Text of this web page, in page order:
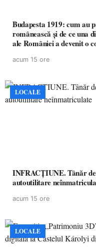
Budapesta 1919: cum au
românească și de ce
ale României a devenit o
acum 15 ore
LOCALE
INFRACȚIUNE. Tânăr
autoutilitare
acum 15 ore
LOCALE